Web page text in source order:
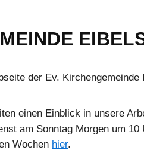
der Ev. Kirchengemeinde
einen Einblick in unsere
am Sonntag Morgen um
Wochen hier.